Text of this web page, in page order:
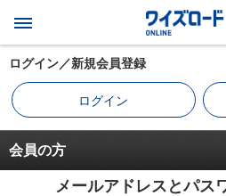
ログイン／新規会員登録
ログイン
会員の方
メールアドレスとパス